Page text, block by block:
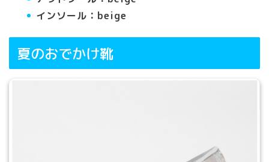
インソール：beige
夏のおでかけ靴